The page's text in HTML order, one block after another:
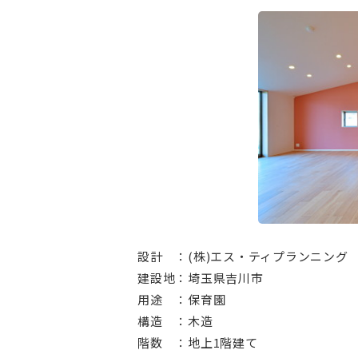
設計 ：(株)エス・ティプランニング
建設地：埼玉県吉川市
用途 ：保育園
構造 ：木造
階数 ：地上1階建て